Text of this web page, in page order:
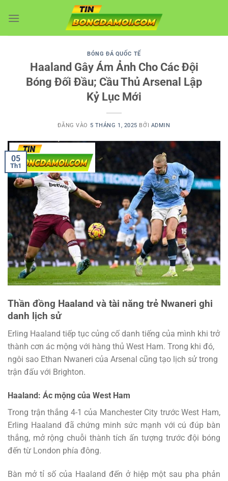
qua
BÓNG ĐÁ QUỐC TẾ
Haaland Gây Ám Ảnh Cho Các Đội
Bóng Đối Đầu; Cầu Thủ Arsenal Lập
Kỷ Lục Mới
ĐĂNG VÀO 5 THÁNG 1, 2025 BỞI ADMIN
05
Th1
Thần đồng Haaland và tài năng trẻ Nwaneri ghi
danh lịch sử
Erling Haaland tiếp tục củng cố danh tiếng của mình khi trở
thành cơn ác mộng với hàng thủ West Ham. Trong khi đó,
ngôi sao Ethan Nwaneri của Arsenal cũng tạo lịch sử trong
trận đấu với Brighton.
Haaland: Ác mộng của West Ham
Trong trận thắng 4-1 của Manchester City trước West Ham,
Erling Haaland đã chứng minh sức mạnh với cú đúp bàn
thắng, mở rộng chuỗi thành tích ấn tượng trước đội bóng
đến từ London phía đông.
Bàn mở tỉ số của Haaland đến ở hiệp một sau pha phản